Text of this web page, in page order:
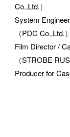
Co.,Ltd.）
System
（PDC Co.,Ltd.）
Film Director /
（STROBE
Producer for